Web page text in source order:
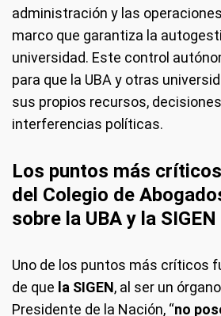
administración y las
marco que garantiza la
universidad. Este control
para que la UBA y otras
sus propios recursos,
interferencias políticas.
Los puntos más
del Colegio de
sobre la UBA y la SIGEN
Uno de los puntos más críticos
de que la SIGEN, al ser un
Presidente de la Nación, “no